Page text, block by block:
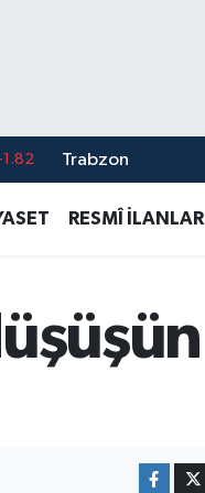
%0
1.82
Trabzon
RESMÎ İLANLAR